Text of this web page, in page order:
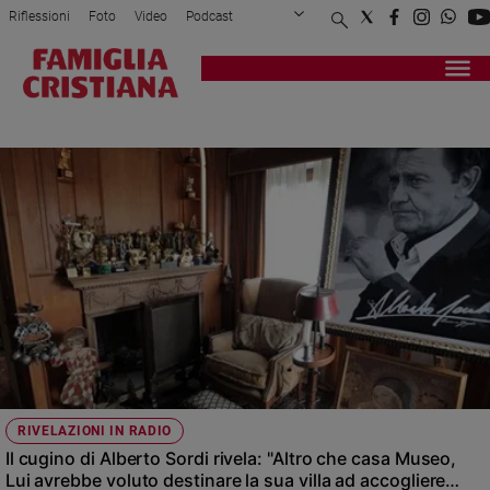
Attualità
Politica
Economia
Legalità
giustizia
Sport
Interviste
Papa
Papa
Riflessioni Foto Video Podcast
Privacy Policy Chi siamo
Registrati Redazione
RIVELAZIONI IN RADIO
Il cugino di Alberto Sordi rivela: "Altro che casa Museo,
Lui avrebbe voluto destinare la sua villa ad accogliere